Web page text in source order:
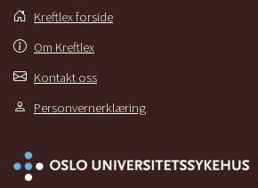
Kreftlex forside
Om Kreftlex
Kontakt oss
Personvernerklæring